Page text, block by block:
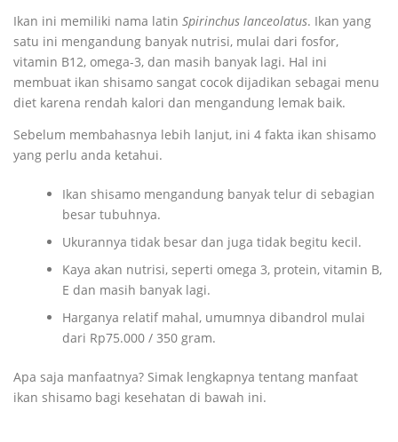
Ikan ini memiliki nama latin Spirinchus lanceolatus. Ikan yang
satu ini mengandung banyak nutrisi, mulai dari fosfor,
vitamin B12, omega-3, dan masih banyak lagi. Hal ini
membuat ikan shisamo sangat cocok dijadikan sebagai menu
diet karena rendah kalori dan mengandung lemak baik.
Sebelum membahasnya lebih lanjut, ini 4 fakta ikan shisamo
yang perlu anda ketahui.
Ikan shisamo mengandung banyak telur di sebagian
besar tubuhnya.
Ukurannya tidak besar dan juga tidak begitu kecil.
Kaya akan nutrisi, seperti omega 3, protein, vitamin B,
E dan masih banyak lagi.
Harganya relatif mahal, umumnya dibandrol mulai
dari Rp75.000 / 350 gram.
Apa saja manfaatnya? Simak lengkapnya tentang manfaat
ikan shisamo bagi kesehatan di bawah ini.